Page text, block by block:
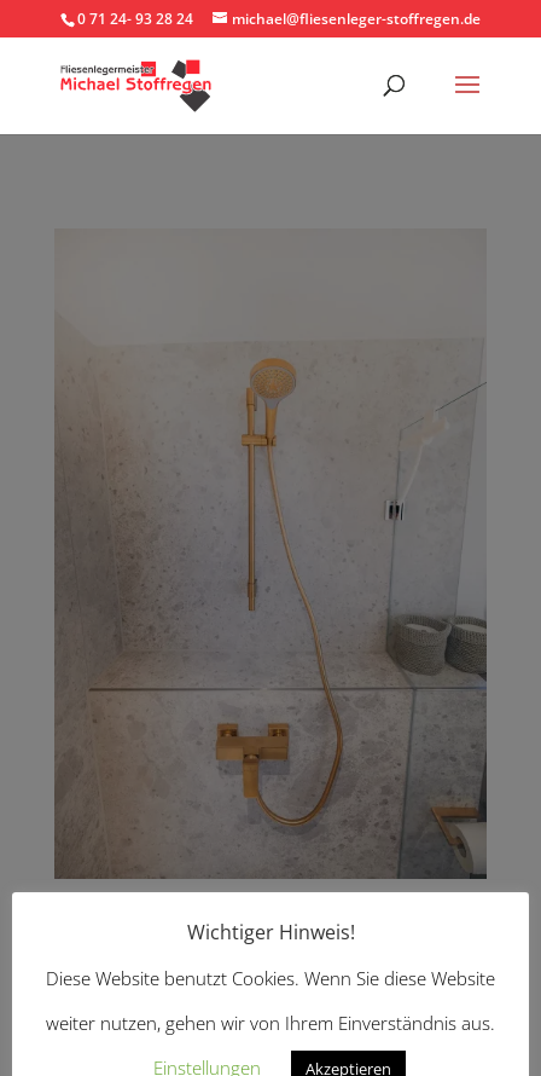
0 71 24- 93 28 24 michael@fliesenleger-stoffregen.de
zurück
Wichtiger Hinweis!
Diese Website benutzt Cookies. Wenn Sie diese Website
weiter nutzen, gehen wir von Ihrem Einverständnis aus.
Einstellungen
Akzeptieren